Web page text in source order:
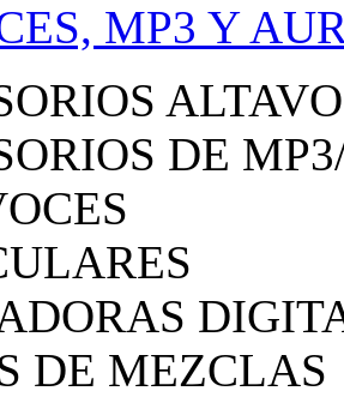
MP3 Y
DE
DE MEZCLAS